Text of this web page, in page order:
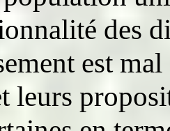
des
est
leurs